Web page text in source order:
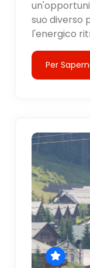
suo diverso
l'energico
Per